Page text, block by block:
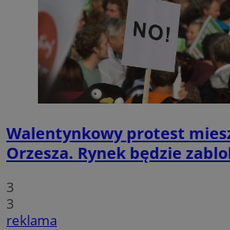
Walentynkowy protest
Orzesza. Rynek będzie
3
3
reklama